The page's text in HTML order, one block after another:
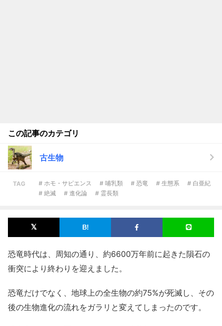
この記事のカテゴリ
古生物
TAG # ホモ・サピエンス # 哺乳類 # 恐竜 # 生態系
# 白亜紀
# 絶滅
# 進化論 # 霊長類
恐竜時代は、周知の通り、約6600万年前に起きた隕石の
衝突により終わりを迎えました。
恐竜だけでなく、地球上の全生物の約75%が死滅し、その
後の生物進化の流れをガラリと変えてしまったのです。